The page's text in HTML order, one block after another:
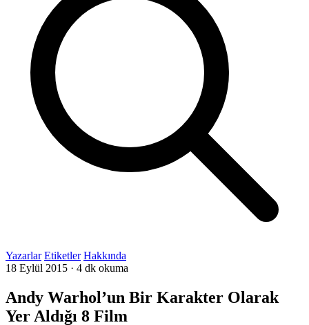
Yazarlar Etiketler Hakkında
18 Eylül 2015 · 4 dk okuma
Andy Warhol’un Bir Karakter Olarak
Yer Aldığı 8 Film